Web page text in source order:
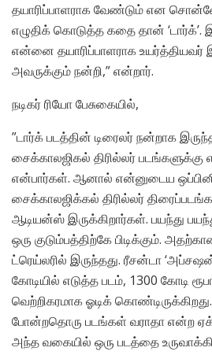
தயாரிப்பாளராக வேண்டும் என
எழுதிக் கொடுத்த கதை தான் ‘டார்க்’.
என்னை தயாரிப்பாளராக
அவருக்கும் நன்றி,” என்றார்.
நடிகர் ரியோ பேசுகையில்,
”டார்க் படத்தின் டிரைலர் நன்றாக
சைக்காலஜிகல் திரில்லர்
என்பார்கள். ஆனால் என்னுடைய
சைக்காலஜிக்கல் திரில்லர்
ஆடியன்ஸ் இருக்கிறார்கள். பயந்து
ஒரு குடும்பத்திற்கே பிடிக்கும்.
ட்ரெய்லரில் இருந்தது. ரீசன்டா
கோடியில் எடுத்த படம், 1300 கோடி
வெற்றிகரமாக ஓடிக்
போன்றதொரு படங்கள் வராதா என்ற
அந்த வகையில் ஒரு படத்தை உருவாக்கி